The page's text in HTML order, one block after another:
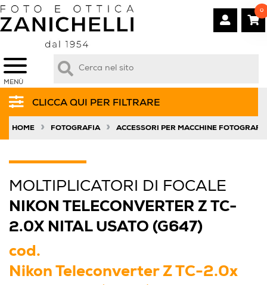
MENÙ
0
CLICCA QUI PER FILTRARE
HOME » FOTOGRAFIA » ACCESSORI PER MACCHINE
MOLTIPLICATORI DI FOCALE
NIKON TELECONVERTER Z TC-
2.0X NITAL USATO (G647)
cod.
Nikon Teleconverter Z TC-2.0x